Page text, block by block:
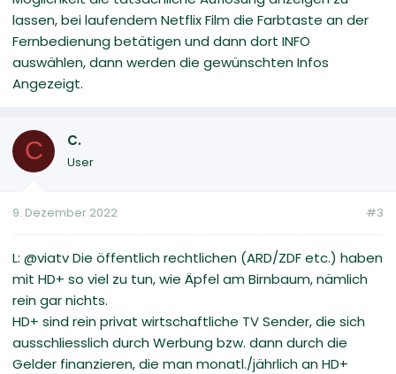
lassen, bei laufendem Netflix Film die Farbtaste an der
Fernbedienung betätigen und dann dort INFO
auswählen, dann werden die gewünschten Infos
Angezeigt.
C C.
User
9. Dezember 2022 #3
L: @viatv Die öffentlich rechtlichen (ARD/ZDF etc.) haben
mit HD+ so viel zu tun, wie Äpfel am Birnbaum, nämlich
rein gar nichts.
HD+ sind rein privat wirtschaftliche TV Sender, die sich
ausschliesslich durch Werbung bzw. dann durch die
Gelder finanzieren, die man monatl./jährlich an HD+